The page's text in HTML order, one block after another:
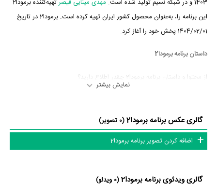
1403 و در شبکه نسیم تولید شده است.
مهدی مینایی قیصر
تهیه‌کننده برمودا2
این برنامه را، به‌عنوان محصول کشور ایران تهیه کرده است. برمودا2 در تاریخ
1404/02/01 پخش خود را آغاز کرد.
داستان برنامه برمودا2
از محتوا و داستان برنامه برمودا2 چقدر اطلاع دارید؟
یکی از چهره های شناخته شده خواهد بود و سعی دارد تا از زاویه ای دیگر به
زندگی کاری این افراد بپردازد.»
نمایش بیشتر
گالری عکس برنامه برمودا2 (0 تصویر)
اضافه کردن تصویر برنامه برمودا2
گالری ویدئوی برنامه برمودا2 (0 ویدئو)